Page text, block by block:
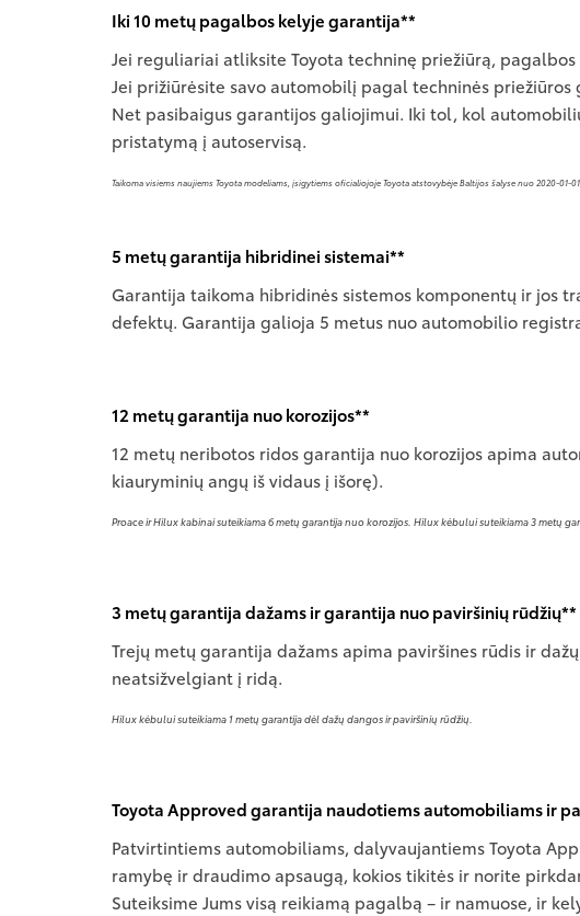
Iki 10 metų pagalbos kelyje garantija**
Jei reguliariai atliksite Toyota techninę priežiūrą,
Jei prižiūrėsite savo automobilį pagal techninės
Net pasibaigus garantijos galiojimui. Iki tol, kol
pristatymą į autoservisą.
Taikoma visiems naujiems Toyota modeliams, įsigytiems oficialiojoje Toyota atstovybėje Baltijos šalyse nuo 2020-01-
5 metų garantija hibridinei sistemai**
Garantija taikoma hibridinės sistemos komponentų ir jos
defektų. Garantija galioja 5 metus nuo automobilio
12 metų garantija nuo korozijos**
12 metų neribotos ridos garantija nuo korozijos apima
kiauryminių angų iš vidaus į išorę).
Proace ir Hilux kabinai suteikiama 6 metų garantija nuo korozijos. Hilux kėbului suteikiama 3 metų
3 metų garantija dažams ir garantija nuo paviršinių rūdžių**
Trejų metų garantija dažams apima paviršines rūdis ir
neatsižvelgiant į ridą.
Hilux kėbului suteikiama 1 metų garantija dėl dažų dangos ir paviršinių rūdžių.
Toyota Approved garantija naudotiems automobiliams ir
Patvirtintiems automobiliams, dalyvaujantiems Toyota
ramybę ir draudimo apsaugą, kokios tikitės ir norite
Suteiksime Jums visą reikiamą pagalbą – ir namuose, ir